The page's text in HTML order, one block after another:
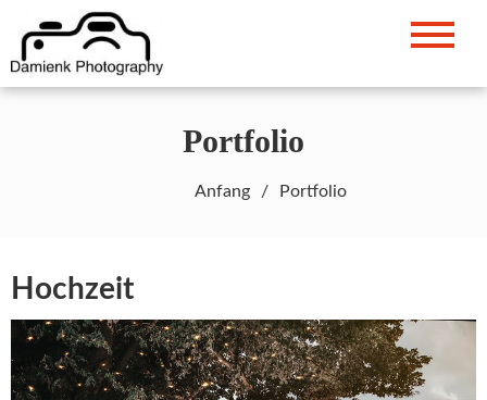
Inhalt
springen
Portfolio
Anfang Portfolio
Hochzeit